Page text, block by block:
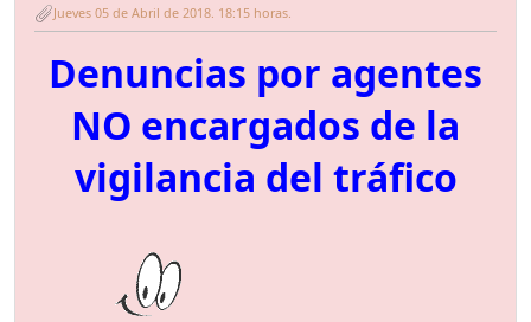
Jueves 05 de Abril de 2018. 18:15 horas.
Denuncias por agentes
NO encargados de la
vigilancia del tráfico